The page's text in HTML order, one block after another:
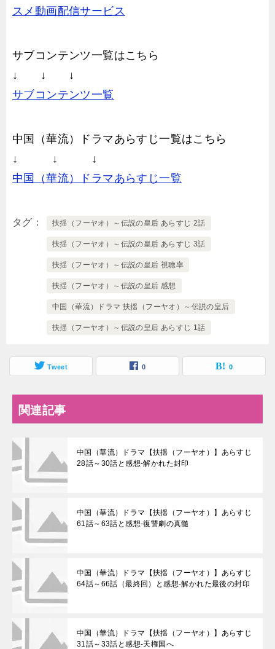
スメ動画配信サービス
サブコンテンツ一覧はこちら
↓ ↓ ↓
サブコンテンツ一覧
中国（華流）ドラマあらすじ一覧はこちら
↓ ↓ ↓
中国（華流）ドラマあらすじ一覧
タグ 扶揺（フーヤオ）～伝説の皇后 あらすじ 2話
扶揺（フーヤオ）～伝説の皇后 あらすじ 3話
扶揺（フーヤオ）～伝説の皇后 視聴率
扶揺（フーヤオ）～伝説の皇后 感想
中国（華流）ドラマ 扶揺（フーヤオ）～伝説の皇后
扶揺（フーヤオ）～伝説の皇后 あらすじ 1話
Tweet 0 0
関連記事
中国（華流）ドラマ【扶揺（フーヤオ）】あらすじ
28話～30話と感想-解かれた封印
中国（華流）ドラマ【扶揺（フーヤオ）】あらすじ
61話～63話と感想-復讐劇の真髄
中国（華流）ドラマ【扶揺（フーヤオ）】あらすじ
64話～66話（最終回）と感想-解かれた最後の封印
中国（華流）ドラマ【扶揺（フーヤオ）】あらすじ
31話～33話と感想-天権国へ